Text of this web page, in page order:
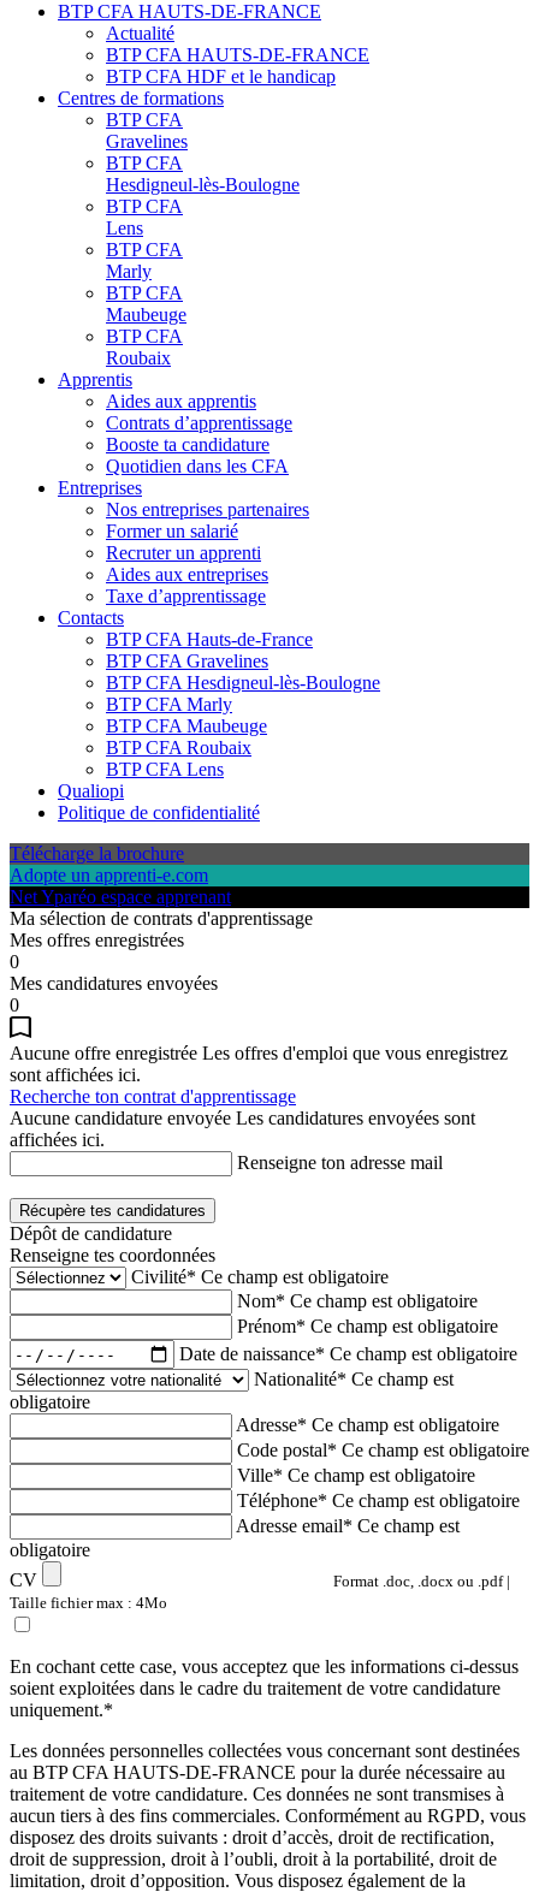
BTP CFA HAUTS-DE-FRANCE
Actualité
BTP CFA HAUTS-DE-FRANCE
BTP CFA HDF et le handicap
Centres de formations
BTP CFA
Gravelines
BTP CFA
Hesdigneul-lès-Boulogne
BTP CFA
Lens
BTP CFA
Marly
BTP CFA
Maubeuge
BTP CFA
Roubaix
Apprentis
Aides aux apprentis
Contrats d’apprentissage
Booste ta candidature
Quotidien dans les CFA
Entreprises
Nos entreprises partenaires
Former un salarié
Recruter un apprenti
Aides aux entreprises
Taxe d’apprentissage
Contacts
BTP CFA Hauts-de-France
BTP CFA Gravelines
BTP CFA Hesdigneul-lès-Boulogne
BTP CFA Marly
BTP CFA Maubeuge
BTP CFA Roubaix
BTP CFA Lens
Qualiopi
Politique de confidentialité
Télécharge la brochure
Adopte un apprenti-e.com
Net Yparéo espace apprenant
Ma sélection de contrats d'apprentissage
Mes offres enregistrées
0
Mes candidatures envoyées
0
Aucune offre enregistrée Les offres d'emploi que vous enregistrez
sont affichées ici.
Recherche ton contrat d'apprentissage
Aucune candidature envoyée Les candidatures envoyées sont
affichées ici.
Renseigne ton adresse mail
Récupère tes candidatures
Dépôt de candidature
Renseigne tes coordonnées
Civilité* Ce champ est obligatoire
Nom* Ce champ est obligatoire
Prénom* Ce champ est obligatoire
Date de naissance* Ce champ est obligatoire
Nationalité* Ce champ est
obligatoire
Adresse* Ce champ est obligatoire
Code postal* Ce champ est obligatoire
Ville* Ce champ est obligatoire
Téléphone* Ce champ est obligatoire
Adresse email* Ce champ est
obligatoire
CV
Format .doc, .docx ou .pdf |
Taille fichier max : 4Mo
En cochant cette case, vous acceptez que les informations ci-dessus
soient exploitées dans le cadre du traitement de votre candidature
uniquement.*
Les données personnelles collectées vous concernant sont destinées
au BTP CFA HAUTS-DE-FRANCE pour la durée nécessaire au
traitement de votre candidature. Ces données ne sont transmises à
aucun tiers à des fins commerciales. Conformément au RGPD, vous
disposez des droits suivants : droit d’accès, droit de rectification,
droit de suppression, droit à l’oubli, droit à la portabilité, droit de
limitation, droit d’opposition. Vous disposez également de la